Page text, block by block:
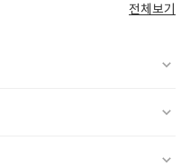
전체보기